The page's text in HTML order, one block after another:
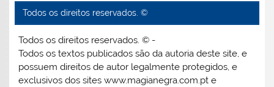
Todos os direitos reservados. ©
Todos os direitos reservados. © -
Todos os textos publicados são da autoria deste site, e
possuem direitos de autor legalmente protegidos, e
exclusivos dos sites www.magianegra.com.pt e